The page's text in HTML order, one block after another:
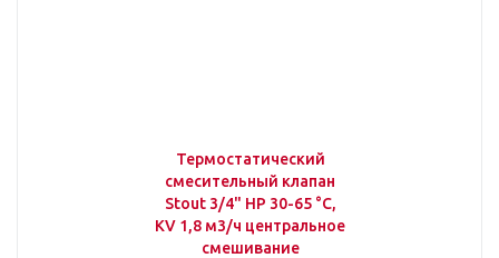
Термостатический
смесительный клапан
Stout 3/4" НР 30-65 °С,
KV 1,8 м3/ч центральное
смешивание